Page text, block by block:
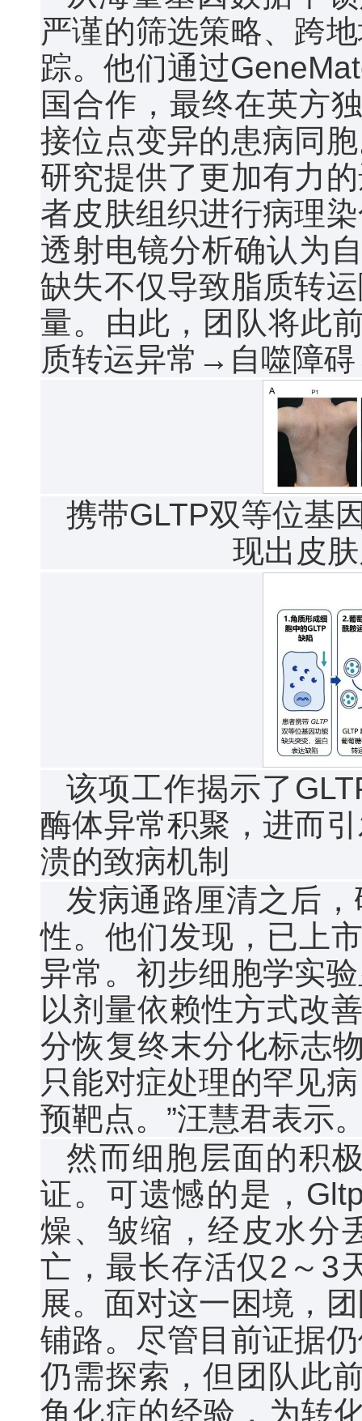
严谨的筛选策略、跨
踪。他们通过
国合作，最终在英方
接位点变异的患病同
研究提供了更加有力
者皮肤组织进行病理
透射电镜分析确认为
缺失不仅导致脂质转
量。由此，团队将此
质转运异常→自噬障
携带GLTP双等位基
现出皮
该项工作揭示了
酶体异常积聚，进而
溃的致病机制
发病通路厘清之后
性。他们发现，已上
异常。初步细胞学实
以剂量依赖性方式改
分恢复终末分化标志
只能对症处理的罕见
预靶点。”汪慧君表示
然而细胞层面的积
证。可遗憾的是，
燥、皱缩，经皮水分
亡，最长存活仅2～3
展。面对这一困境，
铺路。尽管目前证据
仍需探索，但团队此
角化症的经验，为转